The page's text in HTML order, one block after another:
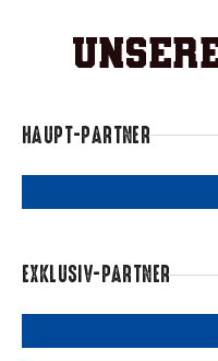
HAUPT-PARTNER
EXKLUSIV-PARTNER